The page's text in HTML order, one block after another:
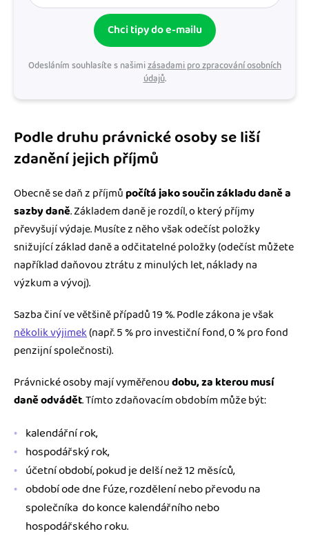
Chci tipy do e-mailu
Odesláním souhlasíte s našimizásadami pro zpracování osobních
údajů.
Podle druhu právnické osoby se liší
zdanění jejich příjmů
Obecně se daň z příjmůpočítá jako součinzákladu daně a
sazby daně. Základem daně je rozdíl, o který příjmy
převyšují výdaje. Musíte z něho však odečíst položky
snižující základ daně a odčitatelné položky (odečíst můžete
například daňovou ztrátu z minulých let, náklady na
výzkum a vývoj).
Sazba činí ve většině případů 19 %. Podle zákona je však
několik výjimek(např. 5 % pro investiční fond, 0 % pro fond
penzijní společnosti).
Právnické osoby mají vyměřenoudobu, za kterou musí
daně odvádět. Tímto zdaňovacím obdobím může být:
kalendářní rok,
hospodářský rok,
účetní období, pokud je delší než 12 měsíců,
období ode dne fúze, rozdělení nebo převodu na
společníka do konce kalendářního nebo
hospodářského roku.